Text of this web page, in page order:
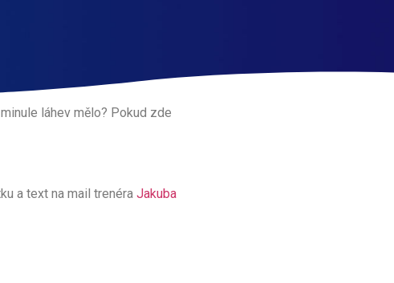
láhev mělo? Pokud zde
a text na mail trenéra Jakuba